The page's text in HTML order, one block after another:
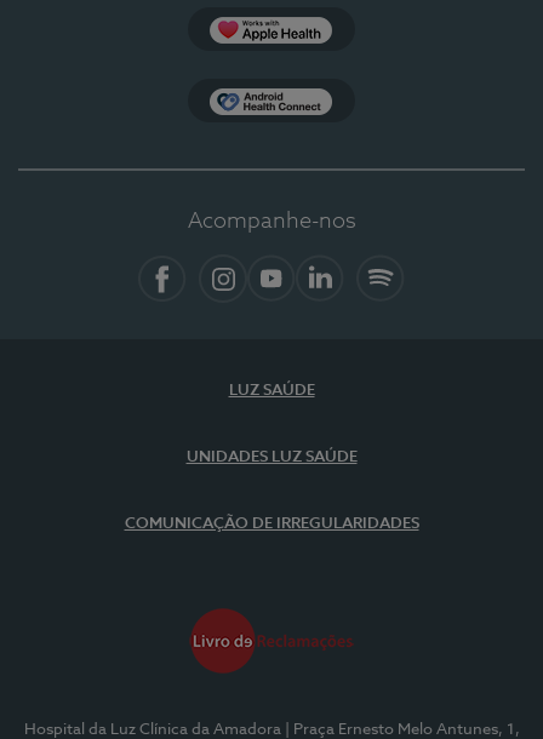
Acompanhe-nos
LUZ SAÚDE
UNIDADES LUZ SAÚDE
COMUNICAÇÃO DE IRREGULARIDADES
Hospital da Luz Clínica da Amadora
| Praça Ernesto Melo Antunes, 1,